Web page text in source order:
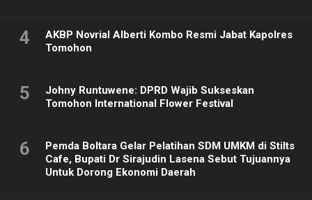
4
AKBP Novrial Alberti Kombo Resmi Jabat Kapolres
Tomohon
5
Johny Runtuwene: DPRD Wajib Sukseskan
Tomohon International Flower Festival
6
Pemda Boltara Gelar Pelatihan SDM UMKM di Stilts
Cafe, Bupati Dr Sirajudin Lasena Sebut Tujuannya
Untuk Dorong Ekonomi Daerah